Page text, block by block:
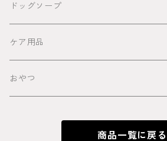
ドッグソープ
ケア用品
おやつ
商品一覧に戻る